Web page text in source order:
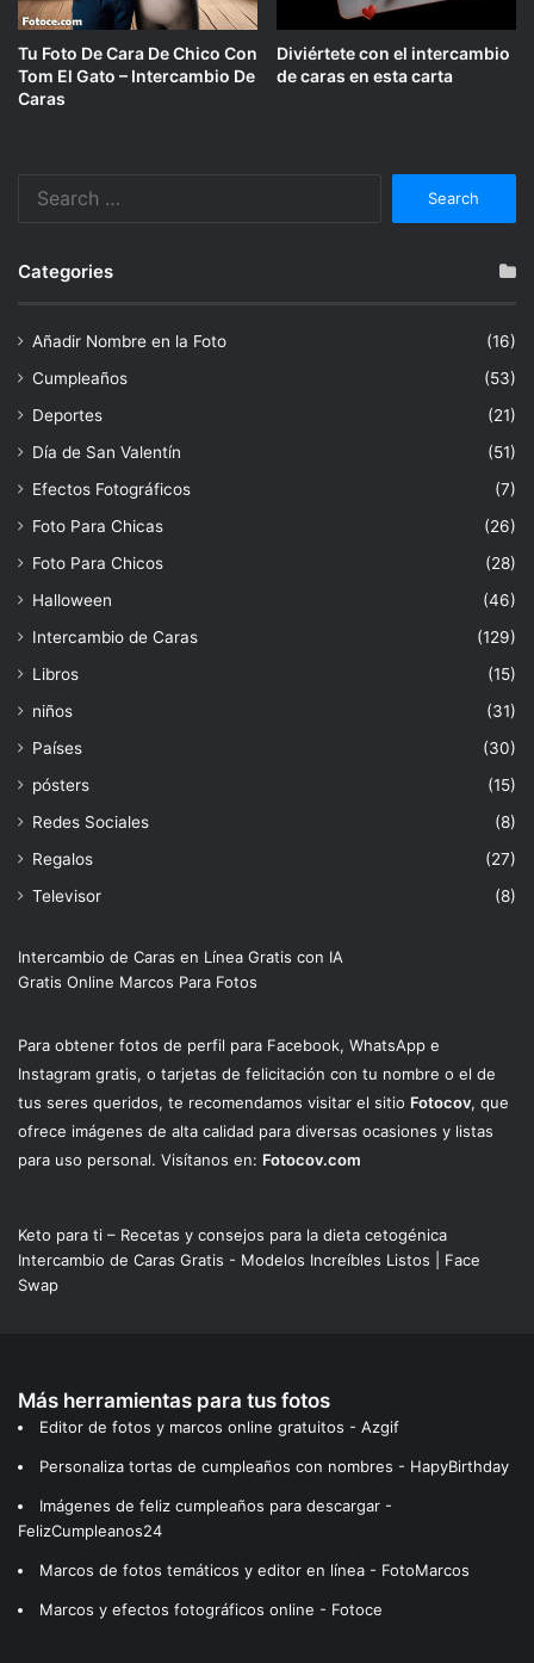
Tu Foto De Cara De Chico Con
Tom El Gato – Intercambio De
Caras
Diviértete con el intercambio
de caras en esta carta
Categories
Añadir Nombre en la Foto
(16)
Cumpleaños
(53)
Deportes
(21)
Día de San Valentín
(51)
Efectos Fotográficos
(7)
Foto Para Chicas
(26)
Foto Para Chicos
(28)
Halloween
(46)
Intercambio de Caras
(129)
Libros
(15)
niños
(31)
Países
(30)
pósters
(15)
Redes Sociales
(8)
Regalos
(27)
Televisor
(8)
Intercambio de Caras en Línea Gratis con IA
Gratis Online Marcos Para Fotos
Para obtener fotos de perfil para Facebook, WhatsApp e
Instagram gratis, o tarjetas de felicitación con tu nombre o el de
tus seres queridos, te recomendamos visitar el sitio Fotocov, que
ofrece imágenes de alta calidad para diversas ocasiones y listas
para uso personal. Visítanos en: Fotocov.com
Keto para ti – Recetas y consejos para la dieta cetogénica
Intercambio de Caras Gratis - Modelos Increíbles Listos | Face
Swap
Más herramientas para tus fotos
Editor de fotos y marcos online gratuitos - Azgif
Personaliza tortas de cumpleaños con nombres - HapyBirthday
Imágenes de feliz cumpleaños para descargar -
FelizCumpleanos24
Marcos de fotos temáticos y editor en línea - FotoMarcos
Marcos y efectos fotográficos online - Fotoce